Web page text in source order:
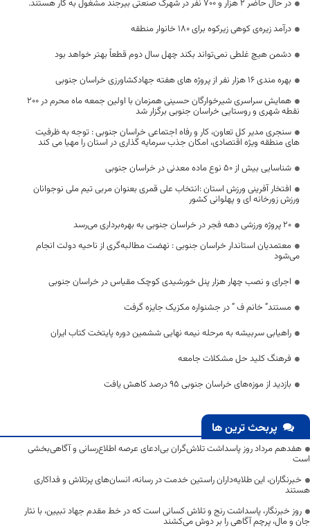
در حال حاضر ۲ هزار و ۷۰۰ نفر در شهرک صنعتی بیرجند مشغول به کار هستند.
درآمد زیره‌ی کوهی زیرکوه برای 180 خانوار منطقه
دشمن هیچ غلطی نمی‌تواند بکند چهل سال دوم قطعاً بهتر خواهد بود
بهره مندی ۱۶ هزار نفر از پروژه های هفته جهادکشاورزی خراسان جنوبی
همایش سراسری شیرخوارگان حسینی همزمان با اولین جمعه ماه محرم در ۲۰۰
نقطه شهری و روستایی خراسان جنوبی برگزار شد
سنجری مدیر کل تعاون، کار و رفاه اجتماعی خراسان جنوبی : توجه به ظرفیت
های منطقه ویژه اقتصادی، امکان جذب سرمایه گذاری در استان را مهیا می کند
شناسایی بیش از 50 نوع ماده معدنی در خراسان جنوبی
افتخار آفرینی ورزش استان :انتخاب علی قمری بعنوان مربی تیم ملی نوجوانان
ورزش زورخانه ای و پهلوانی کشور
۲۰ پروژه ورزشی دهه فجر در خراسان جنوبی به بهره‌برداری می‌رسد
معتمدیان استاندار خراسان جنوبی : نهضت مطالبه‌گری از ناحیه دولت انجام
می‌شود
اجرای و نصب چهار هزار پنل خورشیدی کوچک مقیاس در خراسان جنوبی
مستند” خانم ف ” در جشنواره مکزیک جایزه گرفت
راهیابی سربیشه به مرحله نیمه‎ نهایی ششمین دوره پایتخت کتاب ایران
فرهنگ کلید حل مشکلات جامعه
بازدید از موزه‌های خراسان جنوبی ۹۵ درصد کاهش یافت
پربحث ترین ها
هفدهم مرداد روز پاسداشت تلاش‌گران بی‌ادعای عرصه اطلاع‌رسانی و آگاهی‌بخشی
است
خبرنگاران، این طلایه‌داران راستین خدمت در رسانه، انسان‌های پرتلاش و فداکاری
هستند
روز خبرنگار، پاسداشت رنج و تلاش کسانی است که در خط مقدم جهاد تبیین، با نثار
جان و مال، پرچم آگاهی را بر دوش می‌کشند